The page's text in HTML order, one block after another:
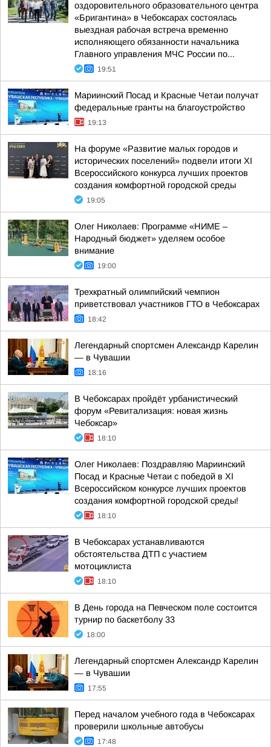
оздоровительного образовательного центра
«Бригантина» в Чебоксарах состоялась
выездная рабочая встреча временно
исполняющего обязанности начальника
Главного управления МЧС России по...
19:51
Мариинский Посад и Красные Четаи получат
федеральные гранты на благоустройство
19:13
На форуме «Развитие малых городов и
исторических поселений» подвели итоги XI
Всероссийского конкурса лучших проектов
создания комфортной городской среды
19:05
Олег Николаев: Программе «НИМЕ –
Народный бюджет» уделяем особое
внимание
19:00
Трехкратный олимпийский чемпион
приветствовал участников ГТО в Чебоксарах
18:42
Легендарный спортсмен Александр Карелин
— в Чувашии
18:16
В Чебоксарах пройдёт урбанистический
форум «Ревитализация: новая жизнь
Чебоксар»
18:10
Олег Николаев: Поздравляю Мариинский
Посад и Красные Четаи с победой в XI
Всероссийском конкурсе лучших проектов
создания комфортной городской среды!
18:10
В Чебоксарах устанавливаются
обстоятельства ДТП с участием
мотоциклиста
18:10
В День города на Певческом поле состоится
турнир по баскетболу 33
18:00
Легендарный спортсмен Александр Карелин
— в Чувашии
17:55
Перед началом учебного года в Чебоксарах
проверили школьные автобусы
17:48